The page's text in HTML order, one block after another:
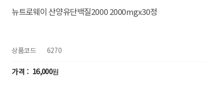
뉴트로웨이 산양유단백질2000 2000mgx30정
상품코드 6270
16,000원